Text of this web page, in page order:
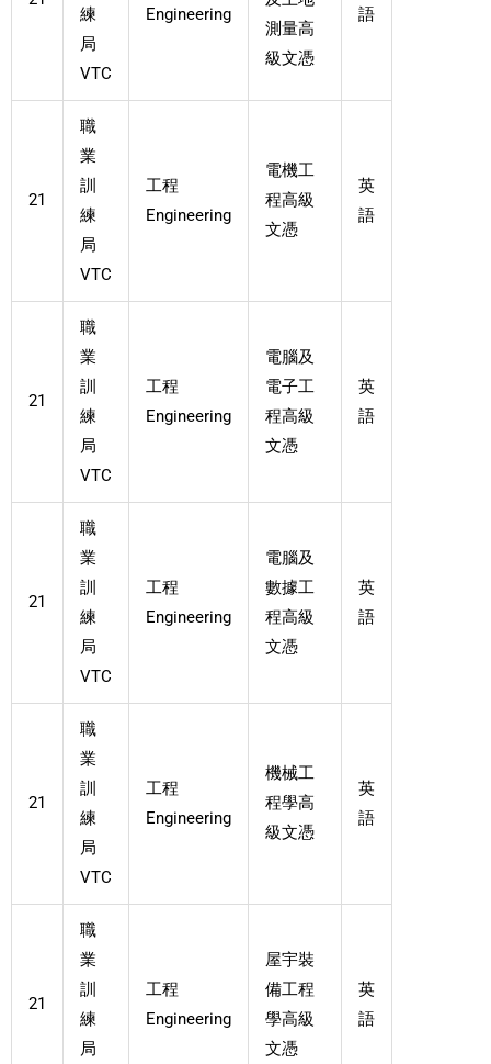
練
局
VTC
Engineering
測量高
級文憑
語
21
職
業
訓
練
局
VTC
工程
Engineering
電機工
程高級
文憑
英
語
21
職
業
訓
練
局
VTC
工程
Engineering
電腦及
電子工
程高級
文憑
英
語
21
職
業
訓
練
局
VTC
工程
Engineering
電腦及
數據工
程高級
文憑
英
語
21
職
業
訓
練
局
VTC
工程
Engineering
機械工
程學高
級文憑
英
語
21
職
業
訓
練
局
工程
Engineering
屋宇裝
備工程
學高級
文憑
英
語